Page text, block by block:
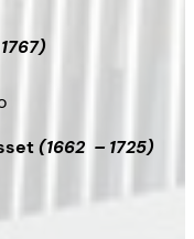
(1662 – 1725)